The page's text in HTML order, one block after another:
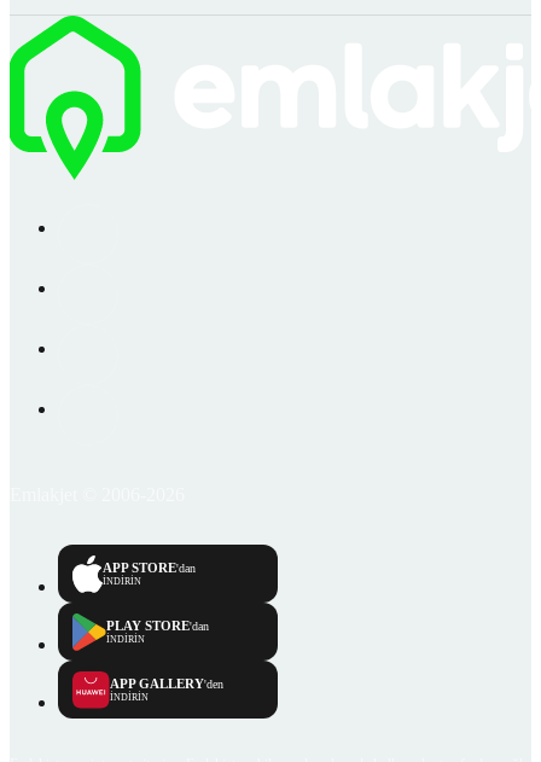
APP STORE'dan
İNDİRİN
PLAY STORE'dan
İNDİRİN
APP GALLERY'den
İNDİRİN